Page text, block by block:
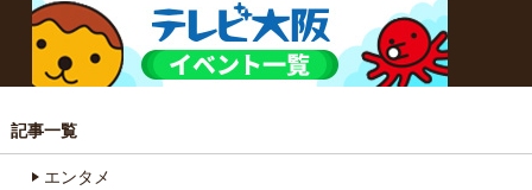
記事一覧
エンタメ